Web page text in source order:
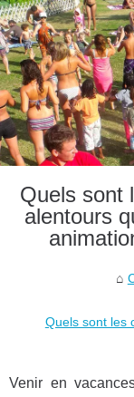
Quels sont
alentours
Quels sont les
Venir en